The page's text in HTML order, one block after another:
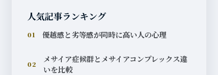
人気記事ランキング
01 優越感と劣等感が同時に高い人の心理
02
メサイア症候群とメサイアコンプレックス違
いを比較